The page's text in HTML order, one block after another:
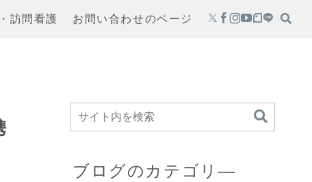
訪問看護 お問い合わせのページ
ブログのカテゴリ―